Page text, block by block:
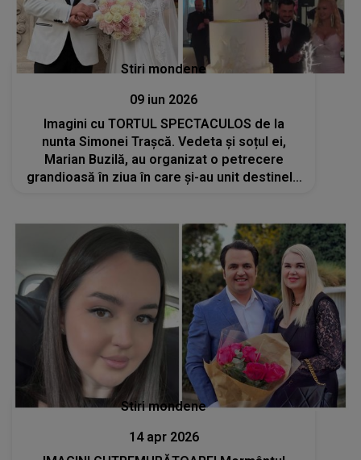
Stiri mondene
09 iun 2026
Imagini cu TORTUL SPECTACULOS de la
nunta Simonei Trașcă. Vedeta și soțul ei,
Marian Buzilă, au organizat o petrecere
grandioasă în ziua în care și-au unit destinele
Stiri mondene
14 apr 2026